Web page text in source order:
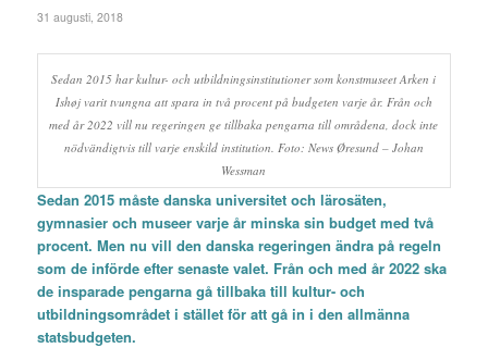
31 augusti, 2018
Sedan 2015 har kultur- och utbildningsinstitutioner som konstmuseet Arken i
Ishøj varit tvungna att spara in två procent på budgeten varje år. Från och
med år 2022 vill nu regeringen ge tillbaka pengarna till områdena, dock inte
nödvändigtvis till varje enskild institution. Foto: News Øresund – Johan
Wessman
Sedan 2015 måste danska universitet och lärosäten,
gymnasier och museer varje år minska sin budget med två
procent. Men nu vill den danska regeringen ändra på regeln
som de införde efter senaste valet. Från och med år 2022 ska
de insparade pengarna gå tillbaka till kultur- och
utbildningsområdet i stället för att gå in i den allmänna
statsbudgeten.